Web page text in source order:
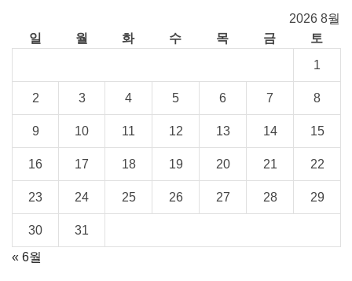
2026 8월
일
월 화 수 목 금
토
1
2 3 4 5 6 7 8
9 10 11 12 13 14 15
16 17 18 19 20 21 22
23 24 25 26 27 28 29
30
31
« 6월